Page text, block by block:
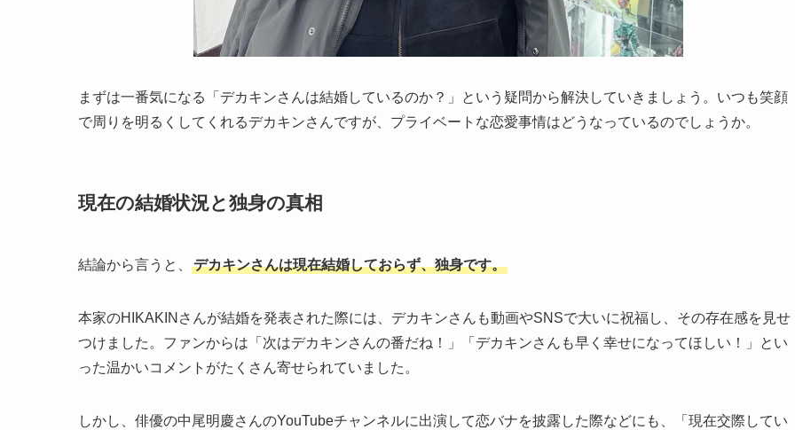
まずは一番気になる「デカキンさんは結婚しているのか？」という疑問から解決していきましょう。いつも笑顔
で周りを明るくしてくれるデカキンさんですが、プライベートな恋愛事情はどうなっているのでしょうか。
現在の結婚状況と独身の真相
結論から言うと、 デカキンさんは現在結婚しておらず、独身です。
本家のHIKAKINさんが結婚を発表された際には、デカキンさんも動画やSNSで大いに祝福し、その存在感を見せ
つけました。ファンからは「次はデカキンさんの番だね！」「デカキンさんも早く幸せになってほしい！」とい
った温かいコメントがたくさん寄せられていました。
しかし、俳優の中尾明慶さんのYouTubeチャンネルに出演して恋バナを披露した際などにも、「現在交際してい